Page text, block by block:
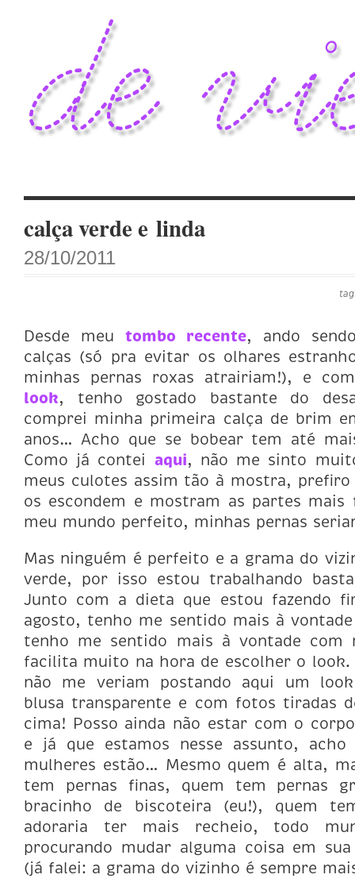
calça verde e linda
28/10/2011
Desde meu tombo recente, ando
calças (só pra evitar os olhares
minhas pernas roxas atrairiam!), e
look, tenho gostado bastante do
comprei minha primeira calça de brim
anos… Acho que se bobear tem até
Como já contei aqui, não me sinto
meus culotes assim tão à mostra,
os escondem e mostram as partes mais
meu mundo perfeito, minhas pernas
Mas ninguém é perfeito e a grama do
verde, por isso estou trabalhando
Junto com a dieta que estou fazendo
agosto, tenho me sentido mais à
tenho me sentido mais à vontade com
facilita muito na hora de escolher o look.
não me veriam postando aqui um
blusa transparente e com fotos tiradas
cima! Posso ainda não estar com o
e já que estamos nesse assunto, acho
mulheres estão… Mesmo quem é alta,
tem pernas finas, quem tem pernas
bracinho de biscoteira (eu!), quem
adoraria ter mais recheio, todo
procurando mudar alguma coisa em
(já falei: a grama do vizinho é sempre